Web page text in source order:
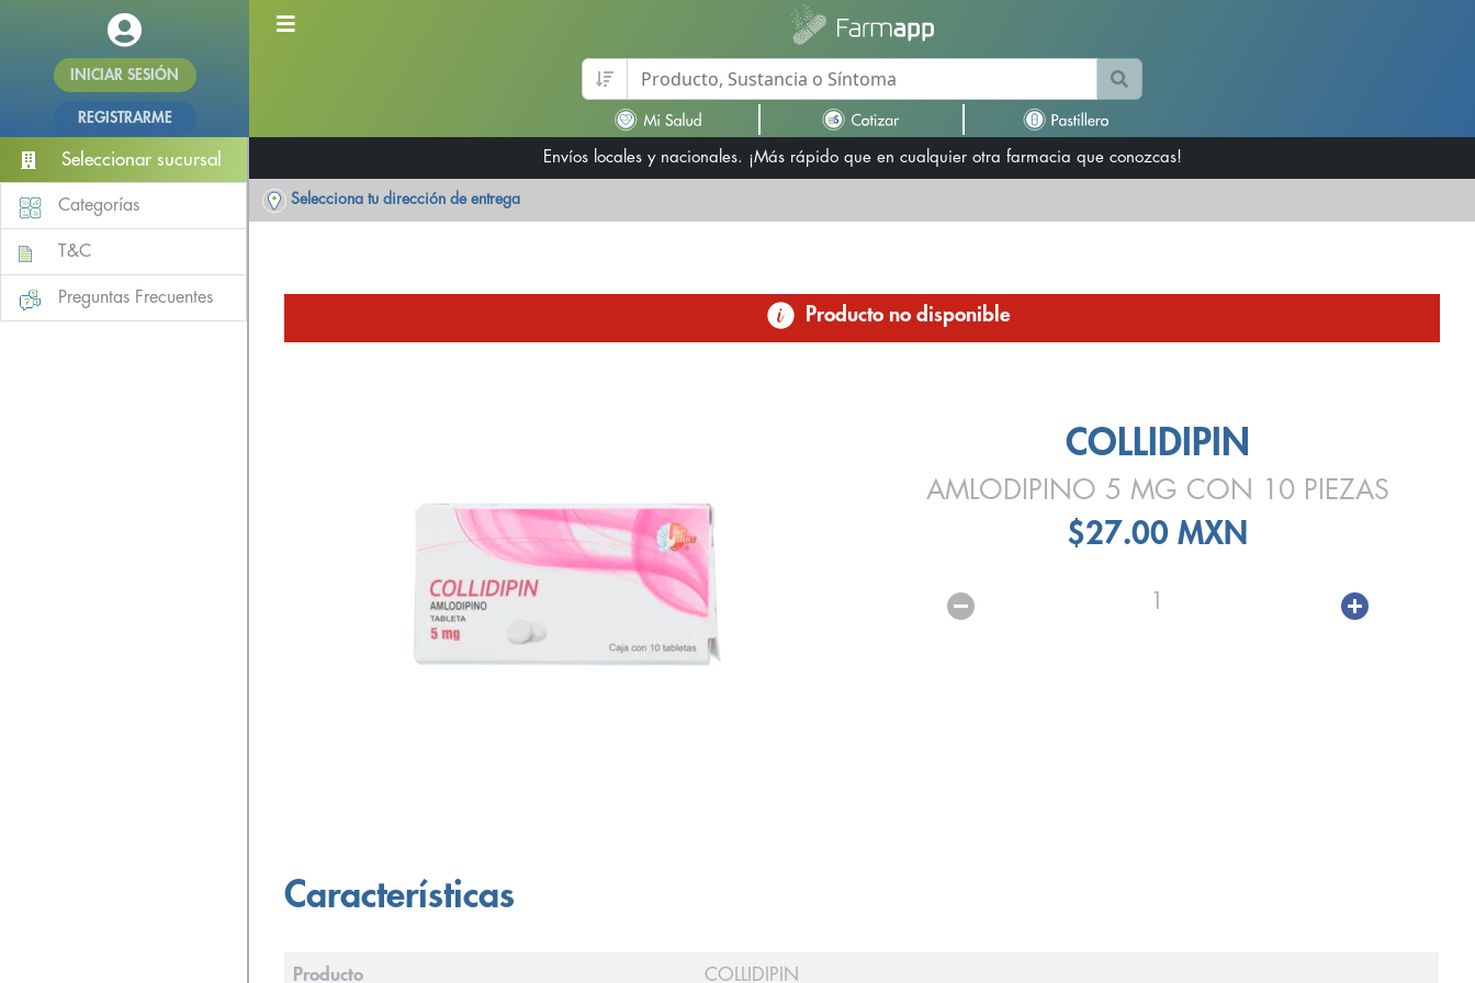
INICIAR SESIÓN
REGISTRARME
Seleccionar sucursal
Categorías
T&C
Preguntas Frecuentes
Envíos locales y nacionales. ¡Más rápido que en cualquier otra farmacia que conozcas!
Selecciona tu dirección de entrega
Producto no disponible
COLLIDIPIN
AMLODIPINO 5 MG CON 10 PIEZAS
$27.00 MXN
1
Características
Producto COLLIDIPIN